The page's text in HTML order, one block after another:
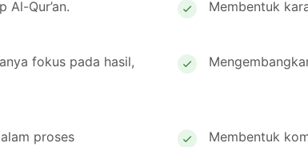
Al-Qur’an. Membentuk
fokus pada hasil,
proses
Membentuk